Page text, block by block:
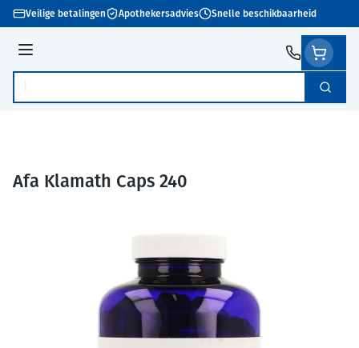
Ga naar de inhoud
Veilige betalingen Apothekersadvies Snelle beschikbaarheid
Menu
Product, merk, categorie... Zoek
Afa Klamath Caps 240